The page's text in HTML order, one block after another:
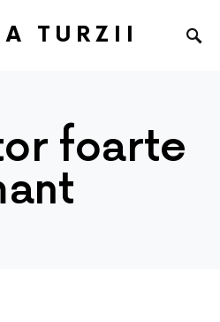
TURZII
foarte